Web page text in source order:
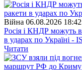
Війна 06.08.2026
Росія і КНДР можуть
в ударах по Україні -
Читати